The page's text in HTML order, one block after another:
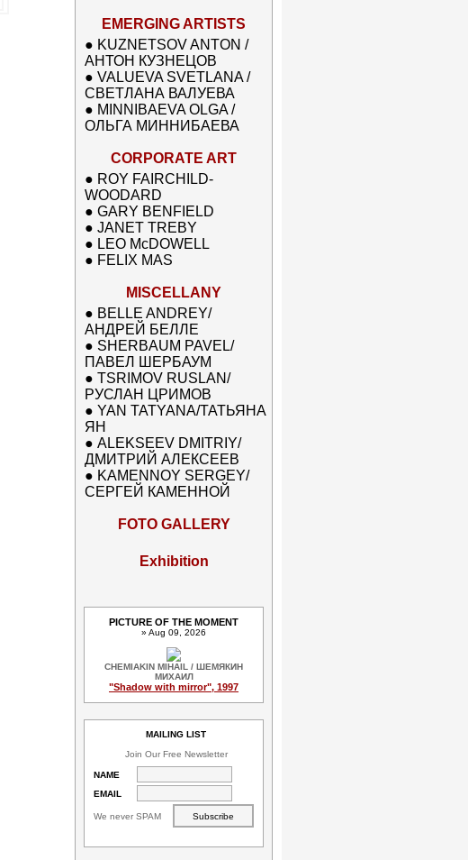
EMERGING ARTISTS
● KUZNETSOV ANTON /
АНТОН КУЗНЕЦОВ
● VALUEVA SVETLANA /
СВЕТЛАНА ВАЛУЕВА
● MINNIBAEVA OLGA /
ОЛЬГА МИННИБАЕВА
CORPORATE ART
● ROY FAIRCHILD-
WOODARD
● GARY BENFIELD
● JANET TREBY
● LEO McDOWELL
● FELIX MAS
MISCELLANY
● BELLE ANDREY/
АНДРЕЙ БЕЛЛЕ
● SHERBAUM PAVEL/
ПАВЕЛ ШЕРБАУМ
● TSRIMOV RUSLAN/
РУСЛАН ЦРИМОВ
● YAN TATYANA/ТАТЬЯНА
ЯН
● ALEKSEEV DMITRIY/
ДМИТРИЙ АЛЕКСЕЕВ
● KAMENNOY SERGEY/
СЕРГЕЙ КАМЕННОЙ
FOTO GALLERY
Exhibition
PICTURE OF THE MOMENT
» Aug 09, 2026
CHEMIAKIN MIHAIL / ШЕМЯКИН
МИХАИЛ
"Shadow with mirror", 1997
MAILING LIST
Join Our Free Newsletter
NAME
EMAIL
We never SPAM